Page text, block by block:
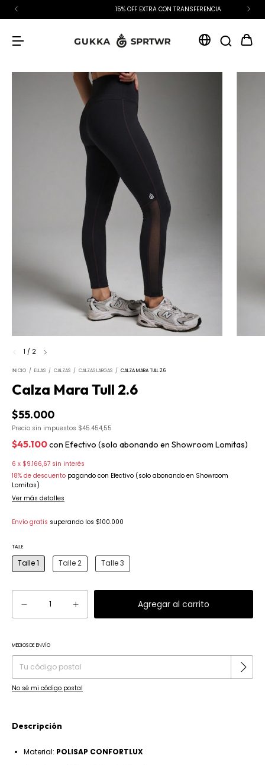
15% OFF EXTRA CON TRANSFERENCIA
1 / 2
INICIO / ELLAS / CALZAS / CALZAS LARGAS / CALZA MARA TULL 2.6
Calza Mara Tull 2.6
$55.000
Precio sin impuestos $45.454,55
$45.100con Efectivo (solo abonando en Showroom Lomitas)
6 x $9.166,67 sin interés
18% de descuento pagando con Efectivo (solo abonando en Showroom
Lomitas)
Ver más detalles
Envío gratis superando los $100.000
TALLE
Talle 1 Talle 2 Talle 3
Entregas para el CP:
MEDIOS DE ENVÍO
No sé mi código postal
Descripción
Material: POLISAP CONFORTLUX